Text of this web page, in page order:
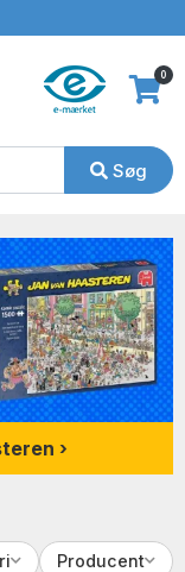
Søg
0
Producent